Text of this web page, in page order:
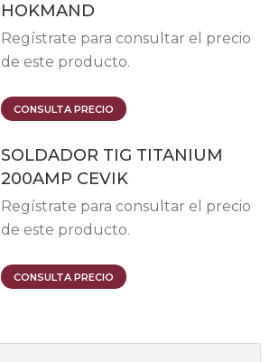
HOKMAND
Regístrate para consultar el precio
de este producto.
CONSULTA PRECIO
SOLDADOR TIG TITANIUM
200AMP CEVIK
Regístrate para consultar el precio
de este producto.
CONSULTA PRECIO